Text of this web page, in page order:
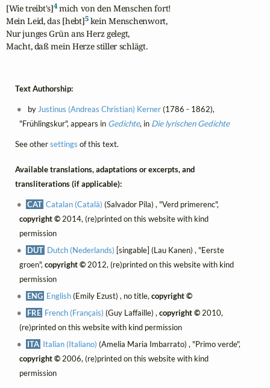
[Wie treibt's]4 mich von den Menschen fort!
Mein Leid, das [hebt]5 kein Menschenwort,
Nur junges Grün ans Herz gelegt,
Macht, daß mein Herze stiller schlägt.
Text Authorship:
by Justinus (Andreas Christian) Kerner(1786 - 1862),
"Frühlingskur", appears in Gedichte, in Die lyrischen Gedichte
See othersettings of this text.
Available translations, adaptations or excerpts, and
transliterations (if applicable):
CAT Catalan (Català) (Salvador Pila) , "Verd primerenc",
copyright ©2014, (re)printed on this website with kind
permission
DUT Dutch (Nederlands) [singable] (Lau Kanen) , "Eerste
groen", copyright ©2012, (re)printed on this website with kind
permission
ENG English(Emily Ezust) , no title,copyright ©
FRE French (Français) (Guy Laffaille) ,copyright ©2010,
(re)printed on this website with kind permission
ITA Italian (Italiano) (Amelia Maria Imbarrato) , "Primo verde",
copyright ©2006, (re)printed on this website with kind
permission